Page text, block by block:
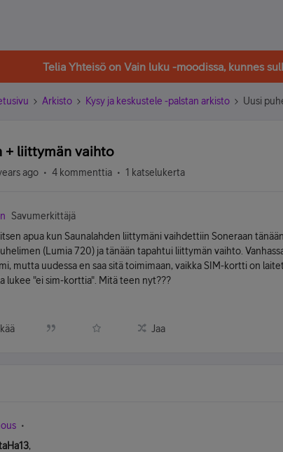
Telia Yhteisö on Vain luku -moodissa, kunnes
Arkisto Kysy ja keskustele -palstan arkisto Uusi
+ liittymän vaihto
ago 4 kommenttia 1 katselukerta
Savumerkittäjä
apua kun Saunalahden liittymäni vaihdettiin Soneraan
(Lumia 720) ja tänään tapahtui liittymän vaihto.
mutta uudessa en saa sitä toimimaan, vaikka SIM-kortti on
lukee "ei sim-korttia". Mitä teen nyt???
Jaa
,